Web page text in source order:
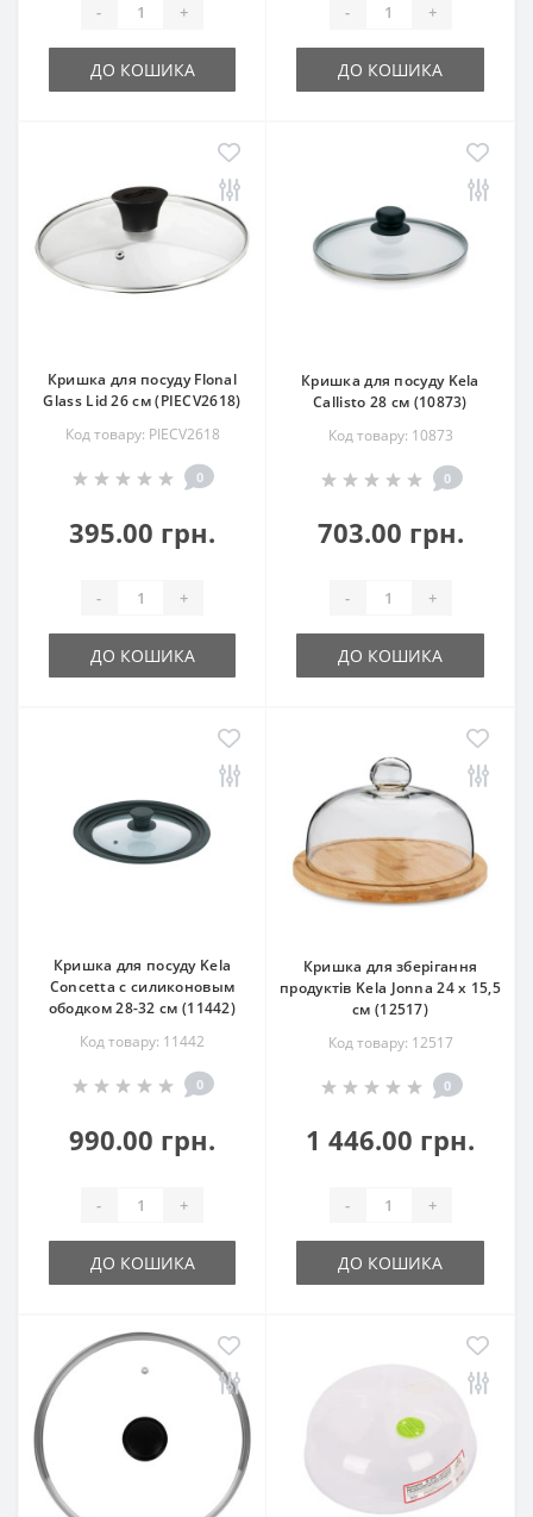
- +
ДО КОШИКА
- +
ДО КОШИКА
Кришка для посуду Flonal
Glass Lid 26 см (PIECV2618)
Код товару: PIECV2618
0
395.00 грн.
- +
ДО КОШИКА
Кришка для посуду Kela
Callisto 28 см (10873)
Код товару: 10873
0
703.00 грн.
- +
ДО КОШИКА
Кришка для посуду Kela
Concetta с силиконовым
ободком 28-32 см (11442)
Код товару: 11442
0
990.00 грн.
- +
ДО КОШИКА
Кришка для зберігання
продуктів Kela Jonna 24 х 15,5
см (12517)
Код товару: 12517
0
1 446.00 грн.
- +
ДО КОШИКА